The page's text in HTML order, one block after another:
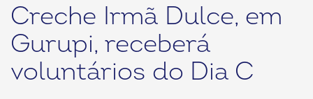
Creche Irmã Dulce, em
Gurupi, receberá
voluntários do Dia C